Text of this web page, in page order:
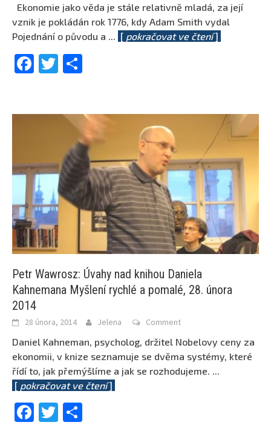
Ekonomie jako věda je stále relativně mladá, za její
vznik je pokládán rok 1776, kdy Adam Smith vydal
Pojednání o původu a ... [ pokračovat ve čtení]
Facebook
Twitter
Petr Wawrosz: Úvahy nad knihou Daniela
Kahnemana Myšlení rychlé a pomalé, 28. února
2014
28 února, 2014 Jelena Comment
Daniel Kahneman, psycholog, držitel Nobelovy ceny za
ekonomii, v knize seznamuje se dvěma systémy, které
řídí to, jak přemýšlíme a jak se rozhodujeme. ...
[ pokračovat ve čtení]
Facebook
Twitter